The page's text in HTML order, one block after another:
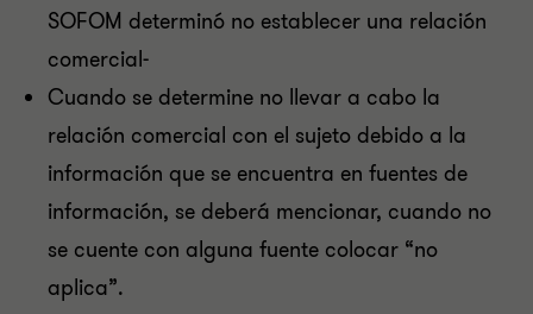
SOFOM determinó no establecer una relación
comercial-
Cuando se determine no llevar a cabo la
relación comercial con el sujeto debido a la
información que se encuentra en fuentes de
información, se deberá mencionar, cuando no
se cuente con alguna fuente colocar “no
aplica”.